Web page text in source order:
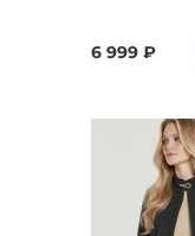
6 999 ₽